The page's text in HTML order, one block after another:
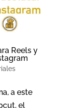
Reels y
a este
el